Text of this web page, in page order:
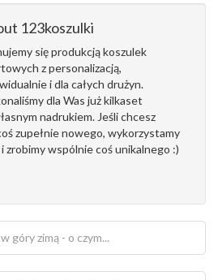
123koszulki
się produkcją koszulek
z personalizacją,
i dla całych drużyn.
dla Was już kilkaset
nadrukiem. Jeśli chcesz
zupełnie nowego, wykorzystamy
zrobimy wspólnie coś unikalnego :)
góry zimą - o czym...